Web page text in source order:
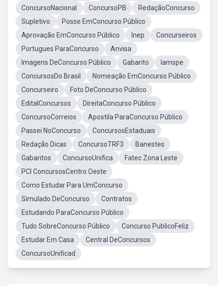
ConcursoNacional ConcursoPB
RedaçãoConcurso
Supletivo
Posse EmConcurso Público
Aprovação EmConcurso Público
Inep
Concurseiros
Portugues ParaConcurso
Anvisa
Imagens DeConcurso Público
Gabarito
Iamspe
ConcursosDo Brasil
Nomeação EmConcurso Público
Concurseiro
Foto DeConcurso Público
EditalConcursos
DireitaConcurso Público
ConcursoCorreios
Apostila ParaConcurso Público
Passei NoConcurso
ConcursosEstaduais
Redação Dicas
ConcursoTRF3
Banestes
Gabaritos
ConcursoUnifica
Fatec Zona Leste
PCI ConcursosCentro Oeste
Como Estudar Para UmConcurso
Simulado DeConcurso
Contratos
Estudando ParaConcurso Público
Tudo SobreConcurso Público
Concurso PublicoFeliz
Estudar Em Casa
Central DeConcursos
ConcursoUnificad